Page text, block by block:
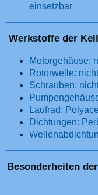
einsetzbar
Werkstoffe der
Motorgehäuse:
Rotorwelle:
Schrauben:
Laufrad:
Dichtungen:
Besonderheiten